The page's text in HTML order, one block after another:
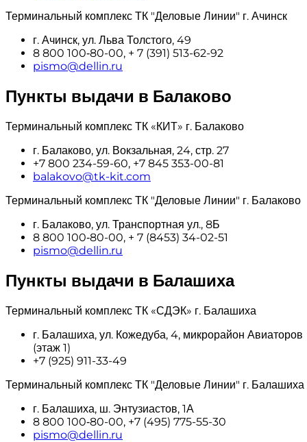
Терминальный комплекс ТК "Деловые Линии" г. Ачинск
г. Ачинск, ул. Льва Толстого, 49
8 800 100‑80-00, + 7 (391) 513-62-92
pismo@dellin.ru
Пункты выдачи в Балаково
Терминальный комплекс ТК «КИТ» г. Балаково
г. Балаково, ул. Вокзальная, 24, стр. 27
+7 800 234-59-60, +7 845 353-00-81
balakovo@tk-kit.com
Терминальный комплекс ТК "Деловые Линии" г. Балаково
г. Балаково, ул. Транспортная ул., 8Б
8 800 100‑80-00, + 7 (8453) 34-02-51
pismo@dellin.ru
Пункты выдачи в Балашиха
Терминальный комплекс ТК «СДЭК» г. Балашиха
г. Балашиха, ул. Кожедуба, 4, микрорайон Авиаторов
(этаж 1)
+7 (925) 911-33-49
Терминальный комплекс ТК "Деловые Линии" г. Балашиха
г. Балашиха, ш. Энтузиастов, 1А
8 800 100‑80-00, +7 (495) 775-55-30
pismo@dellin.ru